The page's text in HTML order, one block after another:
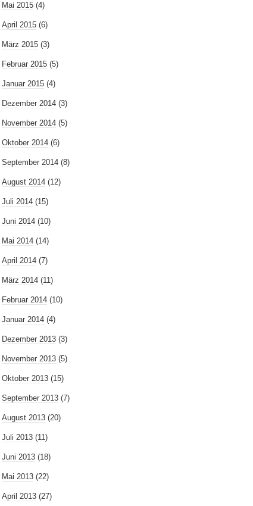
Mai 2015 (4)
April 2015 (6)
März 2015 (3)
Februar 2015 (5)
Januar 2015 (4)
Dezember 2014 (3)
November 2014 (5)
Oktober 2014 (6)
September 2014 (8)
August 2014 (12)
Juli 2014 (15)
Juni 2014 (10)
Mai 2014 (14)
April 2014 (7)
März 2014 (11)
Februar 2014 (10)
Januar 2014 (4)
Dezember 2013 (3)
November 2013 (5)
Oktober 2013 (15)
September 2013 (7)
August 2013 (20)
Juli 2013 (11)
Juni 2013 (18)
Mai 2013 (22)
April 2013 (27)